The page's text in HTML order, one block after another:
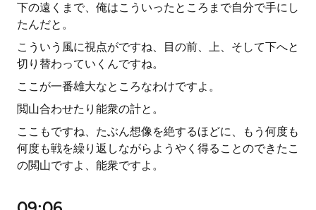
下の遠くまで、俺はこういったところまで自分で手にし
たんだと。
こういう風に視点がですね、目の前、上、そして下へと
切り替わっていくんですね。
ここが一番雄大なところなわけですよ。
閲山合わせたり能衆の計と。
ここもですね、たぶん想像を絶するほどに、もう何度も
何度も戦を繰り返しながらようやく得ることのできたこ
の閲山ですよ、能衆ですよ。